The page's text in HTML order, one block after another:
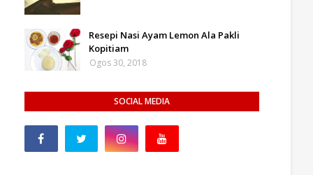
Resepi Nasi Ayam Lemon Ala Pakli
Kopitiam
Ogos 30, 2018
SOCIAL MEDIA